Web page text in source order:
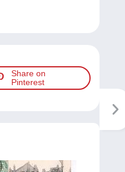
Share on
Pinterest